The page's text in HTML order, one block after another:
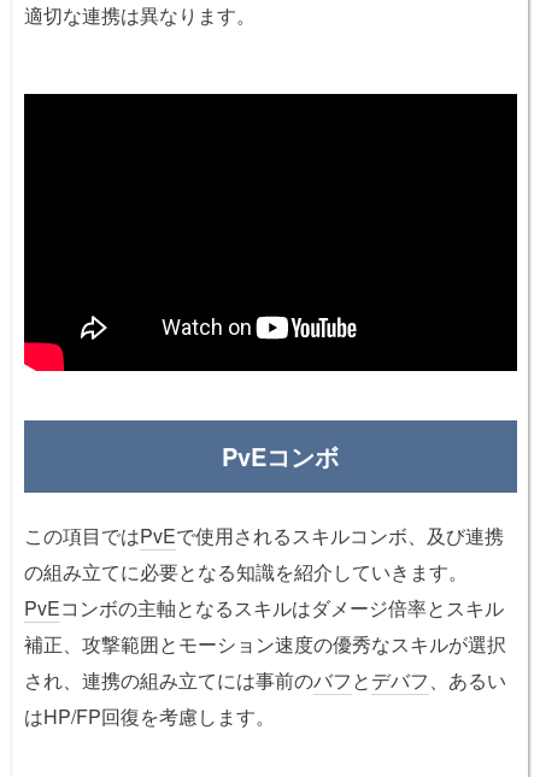
適切な連携は異なります。
PvEコンボ
この項目ではPvEで使用されるスキルコンボ、及び連携
の組み立てに必要となる知識を紹介していきます。
PvEコンボの主軸となるスキルはダメージ倍率とスキル
補正、攻撃範囲とモーション速度の優秀なスキルが選択
され、連携の組み立てには事前のバフとデバフ、あるい
はHP/FP回復を考慮します。